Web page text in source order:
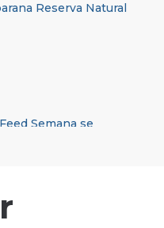
Reserva Natural
Semana se